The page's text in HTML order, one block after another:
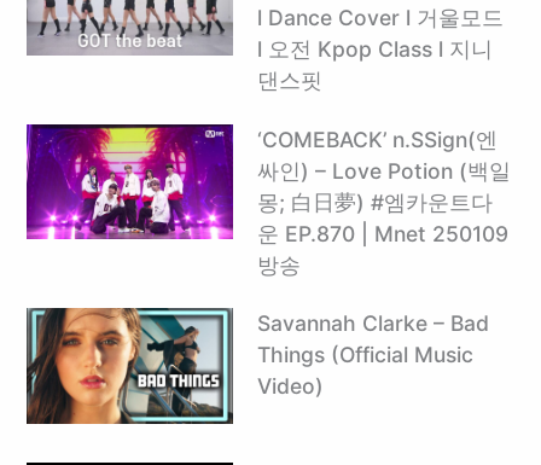
l Dance Cover l 거울모드
l 오전 Kpop Class l 지니
댄스핏
‘COMEBACK’ n.SSign(엔
싸인) – Love Potion (백일
몽; 白日夢) #엠카운트다
운 EP.870 | Mnet 250109
방송
Savannah Clarke – Bad
Things (Official Music
Video)